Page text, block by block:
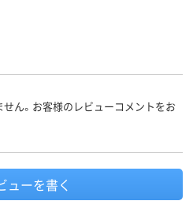
ん。お客様のレビューコメントをお
ューを書く